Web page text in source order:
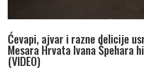
Ćevapi, ajvar i razne delicije
Mesara Hrvata Ivana Špehara
(VIDEO)